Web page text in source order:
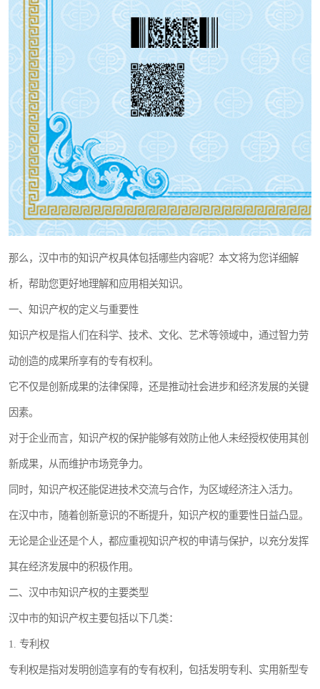
那么，汉中市的知识产权具体包括哪些内容呢？本文将为您详细解
析，帮助您更好地理解和应用相关知识。
一、知识产权的定义与重要性
知识产权是指人们在科学、技术、文化、艺术等领域中，通过智力劳
动创造的成果所享有的专有权利。
它不仅是创新成果的法律保障，还是推动社会进步和经济发展的关键
因素。
对于企业而言，知识产权的保护能够有效防止他人未经授权使用其创
新成果，从而维护市场竞争力。
同时，知识产权还能促进技术交流与合作，为区域经济注入活力。
在汉中市，随着创新意识的不断提升，知识产权的重要性日益凸显。
无论是企业还是个人，都应重视知识产权的申请与保护，以充分发挥
其在经济发展中的积极作用。
二、汉中市知识产权的主要类型
汉中市的知识产权主要包括以下几类：
1. 专利权
专利权是指对发明创造享有的专有权利，包括发明专利、实用新型专